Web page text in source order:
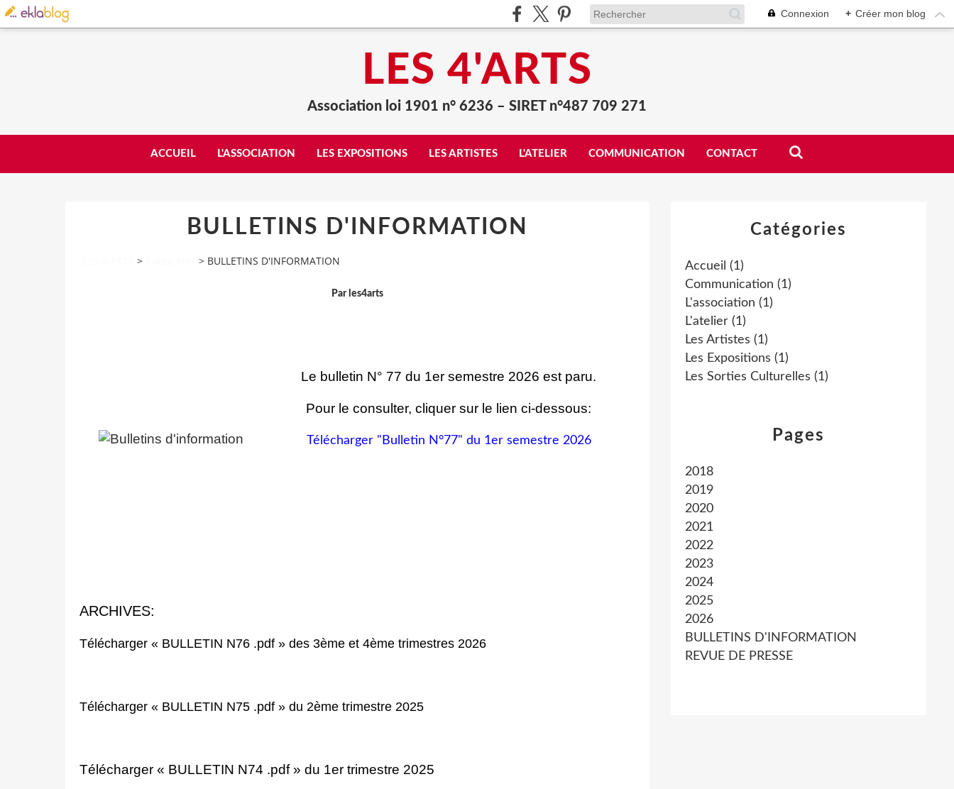
Connexion + Créer mon blog
LES 4'ARTS
Association loi 1901 n° 6236 – SIRET n°487 709 271
ACCUEIL L'ASSOCIATION LES EXPOSITIONS LES ARTISTES L'ATELIER COMMUNICATION CONTACT
BULLETINS D'INFORMATION
> > BULLETINS D'INFORMATION
Par les4arts
Le bulletin N° 77 du 1er semestre 2026 est paru.
Pour le consulter, cliquer sur le lien ci-dessous:
Télécharger "Bulletin N°77" du 1er semestre 2026
ARCHIVES:
Télécharger « BULLETIN N76 .pdf » des 3ème et 4ème trimestres 2026
Télécharger « BULLETIN N75 .pdf » du 2ème trimestre 2025
Télécharger « BULLETIN N74 .pdf » du 1er trimestre 2025
Catégories
Accueil (1)
Communication (1)
L'association (1)
L'atelier (1)
Les Artistes (1)
Les Expositions (1)
Les Sorties Culturelles (1)
Pages
2018
2019
2020
2021
2022
2023
2024
2025
2026
BULLETINS D'INFORMATION
REVUE DE PRESSE